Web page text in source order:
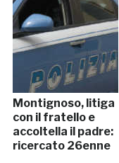
Montignoso, litiga
con il fratello e
accoltella il padre:
ricercato 26enne